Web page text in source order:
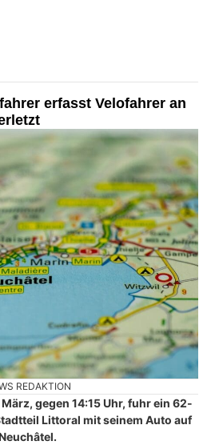
erfasst Velofahrer an
REDAKTION
gegen 14:15 Uhr, fuhr ein 62-
Littoral mit seinem Auto auf